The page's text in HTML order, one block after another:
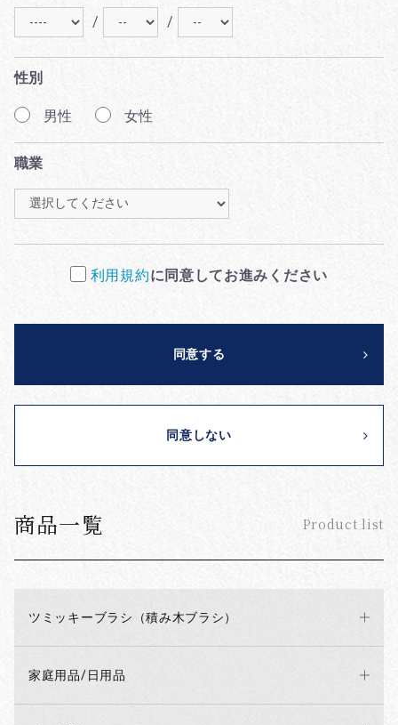
商品一覧 Product list
ツミッキーブラシ（積み木ブラシ）
家庭用品/日用品
/ /
性別
男性 女性
職業
利用規約に同意してお進みください
同意する
同意しない